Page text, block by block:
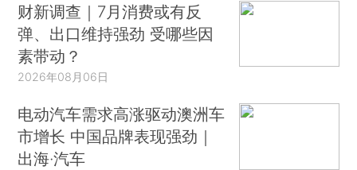
财新调查｜7月消费或有反
弹、出口维持强劲 受哪些因
素带动？
2026年08月06日
电动汽车需求高涨驱动澳洲车
市增长 中国品牌表现强劲｜
出海·汽车